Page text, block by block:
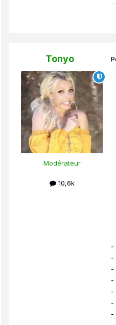
Tonyo
Modérateur
10,6k
-
-
-
-
-
-
-